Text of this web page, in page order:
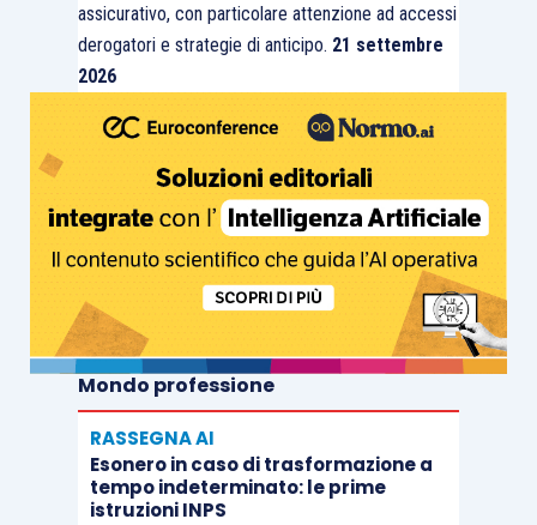
assicurativo, con particolare attenzione ad accessi
derogatori e strategie di anticipo. 21 settembre
2026
Mondo professione
RASSEGNA AI
Esonero in caso di trasformazione a
tempo indeterminato: le prime
istruzioni INPS